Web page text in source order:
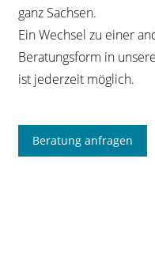
ganz Sachsen.
Ein Wechsel zu einer
Beratungsform in
ist jederzeit möglich.
Beratung anfragen